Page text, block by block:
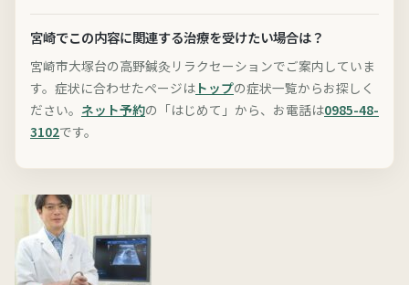
宮崎でこの内容に関連する治療を受けたい場合は？
宮崎市大塚台の高野鍼灸リラクセーションでご案内していま
す。症状に合わせたページは トップの症状一覧からお探しく
ださい。 ネット予約の「はじめて」から、お電話は0985-48-
3102です。